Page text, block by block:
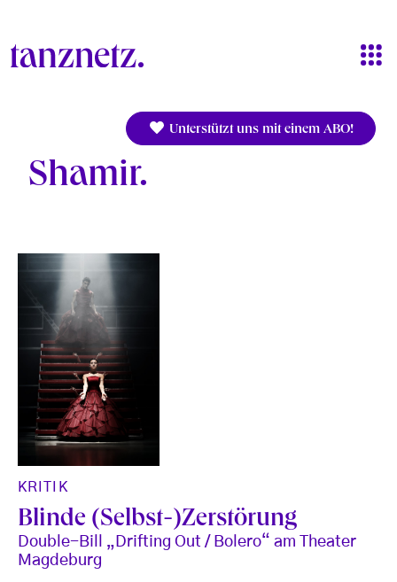
Unterstützt uns mit einem ABO!
Shamir
KRITIK
Blinde (Selbst-)Zerstörung
Double-Bill „Drifting Out / Bolero“ am Theater
Magdeburg